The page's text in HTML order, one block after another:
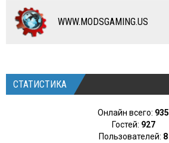
WWW.MODSGAMING.US
СТАТИСТИКА
Онлайн всего: 935
Гостей: 927
Пользователей: 8